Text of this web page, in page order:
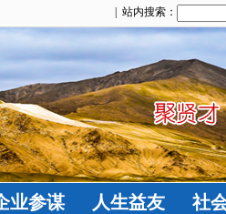
| 站内搜索：
业参谋 人生益友 社